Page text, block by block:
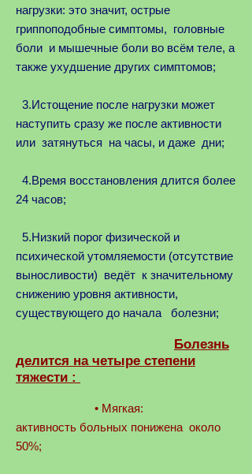
нагрузки: это значит, острые
гриппоподобные симптомы, головные
боли и мышечные боли во всём теле, а
также ухудшение других симптомов;
3.Истощение после нагрузки может
наступить сразу же после активности
или затянуться на часы, и даже дни;
4.Время восстановления длится более
24 часов;
5.Низкий порог физической и
психической утомляемости (отсутствие
выносливости) ведёт к значительному
снижению уровня активности,
существующего до начала болезни;
Болезнь
делится на четыре степени
тяжести :
• Мягкая:
активность больных понижена около
50%;